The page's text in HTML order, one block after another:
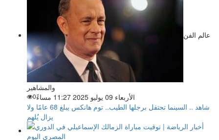
عالم الفن
والمشاهير
الأربعاء 09 يوليو 2025 11:27 مساءً
0
شاهد .. السينما تحتفل برجلها الطيب.. توم هانكس يبلغ 68 عامًا ولا
يزال يُلهم